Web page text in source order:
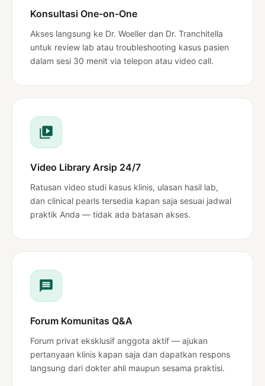
Konsultasi One-on-One
Akses langsung ke Dr. Woeller dan Dr. Tranchitella
untuk review lab atau troubleshooting kasus pasien
dalam sesi 30 menit via telepon atau video call.
Video Library Arsip 24/7
Ratusan video studi kasus klinis, ulasan hasil lab,
dan clinical pearls tersedia kapan saja sesuai jadwal
praktik Anda — tidak ada batasan akses.
Forum Komunitas Q&A
Forum privat eksklusif anggota aktif — ajukan
pertanyaan klinis kapan saja dan dapatkan respons
langsung dari dokter ahli maupun sesama praktisi.